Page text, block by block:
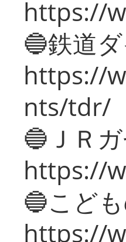
https://
🔵鉄道
https://
nts/tdr/
🔵ＪＲ
https://
🔵こど
https://